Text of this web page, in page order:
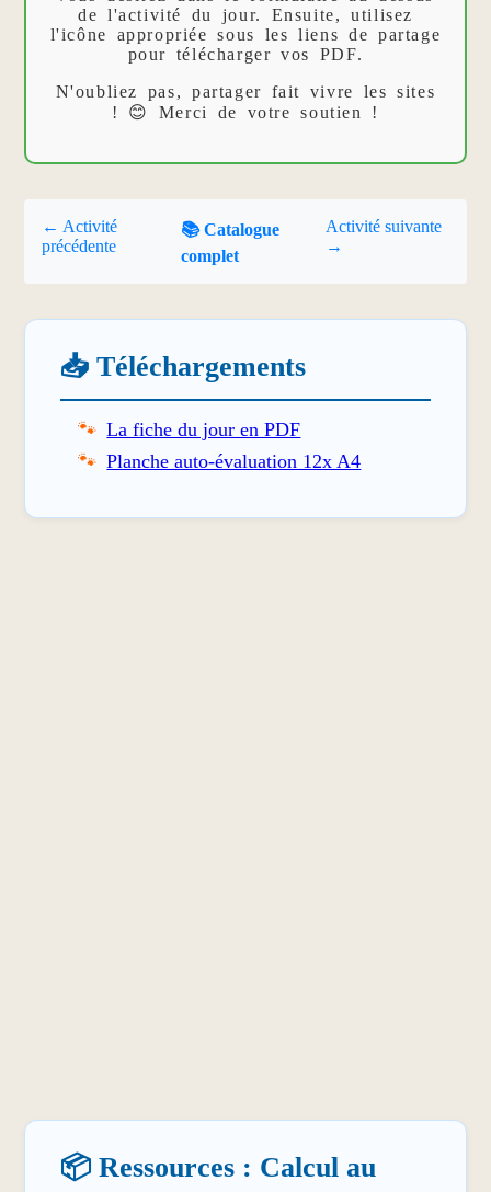
de l'activité du jour. Ensuite, utilisez
l'icône appropriée sous les liens de partage
pour télécharger vos PDF.
N'oubliez pas, partager fait vivre les sites
! 😊 Merci de votre soutien !
← Activité
précédente
📚 Catalogue
complet
Activité suivante
→
📥 Téléchargements
La fiche du jour en PDF
Planche auto-évaluation 12x A4
📦 Ressources : Calcul au